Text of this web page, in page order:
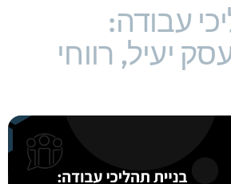
עבודה:
יעיל, רווחי